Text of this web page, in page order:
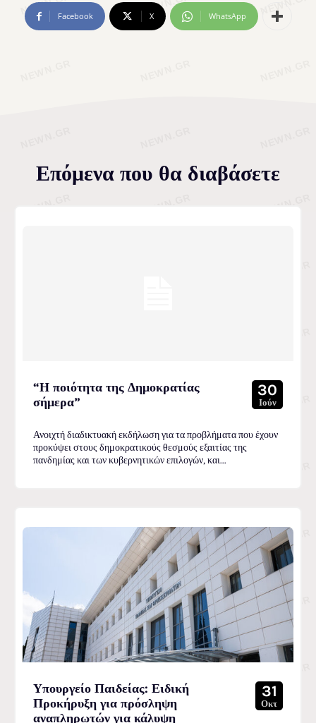
Facebook X WhatsApp
Επόμενα που θα διαβάσετε
“Η ποιότητα της Δημοκρατίας
σήμερα”
30
Ιούν
Ανοιχτή διαδικτυακή εκδήλωση για τα προβλήματα που έχουν
προκύψει στους δημοκρατικούς θεσμούς εξαιτίας της
πανδημίας και των κυβερνητικών επιλογών, και...
Υπουργείο Παιδείας: Ειδική
Προκήρυξη για πρόσληψη
αναπληρωτών για κάλυψη
31
Οκτ